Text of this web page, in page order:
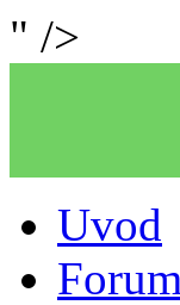
" />
Uvod
Forum